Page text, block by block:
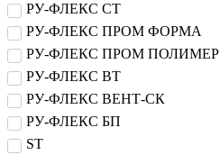
РУ-ФЛЕКС СТ
РУ-ФЛЕКС ПРОМ ФОРМА
РУ-ФЛЕКС ПРОМ ПОЛИМЕР
РУ-ФЛЕКС ВТ
РУ-ФЛЕКС ВЕНТ-СК
РУ-ФЛЕКС БП
ST